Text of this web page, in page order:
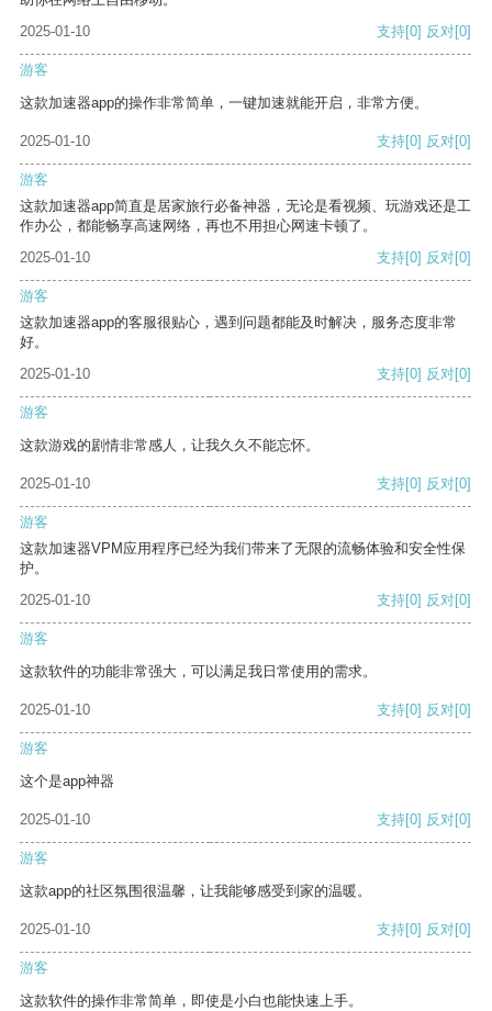
2025-01-10
支持[0] 反对[0]
游客
这款加速器app的操作非常简单，一键加速就能开启，非常方便。
2025-01-10 支持[0] 反对[0]
游客
这款加速器app简直是居家旅行必备神器，无论是看视频、玩游戏还是工
作办公，都能畅享高速网络，再也不用担心网速卡顿了。
2025-01-10
支持[0] 反对[0]
游客
这款加速器app的客服很贴心，遇到问题都能及时解决，服务态度非常
好。
2025-01-10
支持[0] 反对[0]
游客
这款游戏的剧情非常感人，让我久久不能忘怀。
2025-01-10 支持[0] 反对[0]
游客
这款加速器VPM应用程序已经为我们带来了无限的流畅体验和安全性保
护。
2025-01-10
支持[0] 反对[0]
游客
这款软件的功能非常强大，可以满足我日常使用的需求。
2025-01-10 支持[0] 反对[0]
游客
这个是app神器
2025-01-10 支持[0] 反对[0]
游客
这款app的社区氛围很温馨，让我能够感受到家的温暖。
2025-01-10 支持[0] 反对[0]
游客
这款软件的操作非常简单，即使是小白也能快速上手。